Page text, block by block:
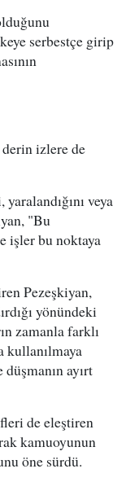
serbestçe girip
derin izlere de
veya
"Bu
işler bu noktaya
Pezeşkiyan,
yönündeki
zamanla farklı
kullanılmaya
ayırt
de eleştiren
kamuoyunun
öne sürdü.